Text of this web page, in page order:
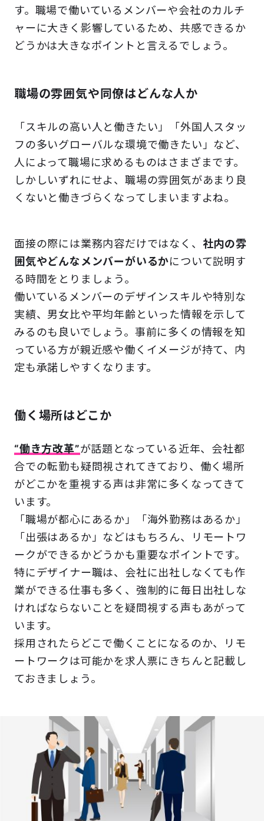
す。職場で働いているメンバーや会社のカルチ
ャーに大きく影響しているため、共感できるか
どうかは大きなポイントと言えるでしょう。
職場の雰囲気や同僚はどんな人か
「スキルの高い人と働きたい」「外国人スタッ
フの多いグローバルな環境で働きたい」など、
人によって職場に求めるものはさまざまです。
しかしいずれにせよ、職場の雰囲気があまり良
くないと働きづらくなってしまいますよね。
面接の際には業務内容だけではなく、 社内の雰
囲気やどんなメンバーがいるかについて説明す
る時間をとりましょう。
働いているメンバーのデザインスキルや特別な
実績、男女比や平均年齢といった情報を示して
みるのも良いでしょう。事前に多くの情報を知
っている方が親近感や働くイメージが持て、内
定も承諾しやすくなります。
働く場所はどこか
“働き方改革”が話題となっている近年、会社都
合での転勤も疑問視されてきており、働く場所
がどこかを重視する声は非常に多くなってきて
います。
「職場が都心にあるか」「海外勤務はあるか」
「出張はあるか」などはもちろん、リモートワ
ークができるかどうかも重要なポイントです。
特にデザイナー職は、会社に出社しなくても作
業ができる仕事も多く、強制的に毎日出社しな
ければならないことを疑問視する声もあがって
います。
採用されたらどこで働くことになるのか、リモ
ートワークは可能かを求人票にきちんと記載し
ておきましょう。